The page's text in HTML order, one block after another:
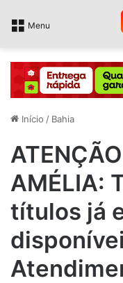
Menu
Início / Bahia
AMÉLIA:
títulos já